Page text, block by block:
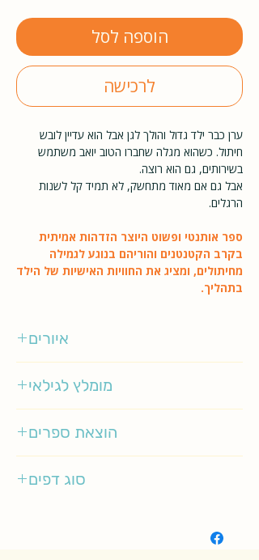
הוספה לסל
לרכישה
ערן כבר ילד גדול והולך לגן אבל הוא עדיין לובש
חיתול. כשהוא מגלה שחברו הטוב יואב משתמש
בשירותים, גם הוא רוצה.
אבל גם אם מאוד מתחשק, לא תמיד קל לשנות
הרגלים.
ספר אותנטי ופשוט היוצר הזדהות אמיתית
בקרב הקטנטנים והוריהם בנוגע לגמילה
מחיתולים, ומציג את החוויות האישיות של הילד
בתהליך.
איורים
מומלץ לגילאי
הוצאת ספרים
סוג דפים